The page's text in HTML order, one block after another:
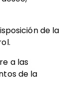
de la
a las
de la